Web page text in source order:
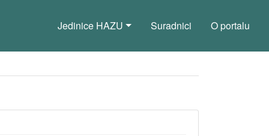
Jedinice HAZU Suradnici O portalu